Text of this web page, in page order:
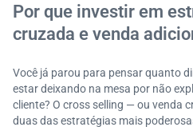
que cruzam informações para
personalizadas.
Por que investir em
cruzada e venda
Você já parou para pensar quanto
estar deixando na mesa por não
cliente? O cross selling — ou venda
duas das estratégias mais